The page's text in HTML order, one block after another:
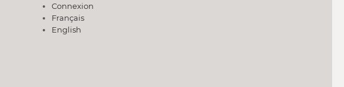
Connexion
Français
English